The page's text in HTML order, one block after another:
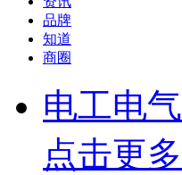
品牌
知道
商圈
电工电气
点击更多